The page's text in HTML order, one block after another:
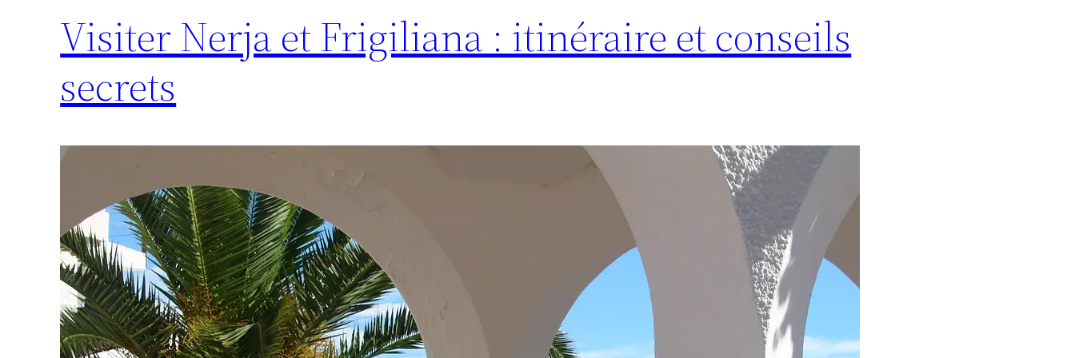
Visiter Nerja et Frigiliana : itinéraire et conseils
secrets